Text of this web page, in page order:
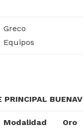
Greco
Equipos
Modalidad Oro